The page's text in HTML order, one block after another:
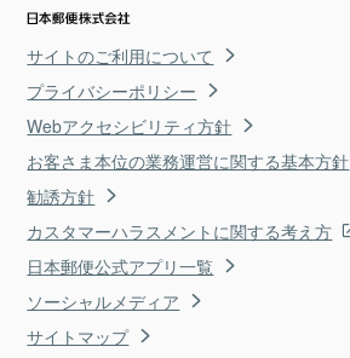
サイトのご利用について
プライバシーポリシー
Webアクセシビリティ方針
お客さま本位の業務運営に関する基本方針
勧誘方針
カスタマーハラスメントに関する考え方
日本郵便公式アプリ一覧
ソーシャルメディア
サイトマップ